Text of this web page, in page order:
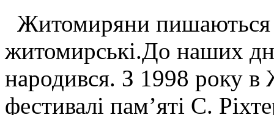
Житомиряни пишаються
житомирські.До наших
народився. З 1998 року в
фестивалі пам’яті С.